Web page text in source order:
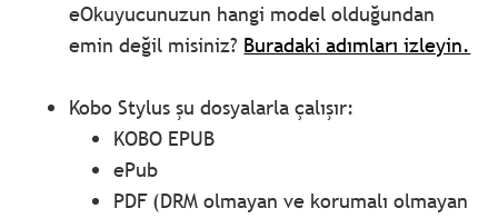
eOkuyucunuzun hangi model olduğundan
emin değil misiniz? Buradaki adımları izleyin.
Kobo Stylus şu dosyalarla çalışır:
KOBO EPUB
ePub
PDF (DRM olmayan ve korumalı olmayan